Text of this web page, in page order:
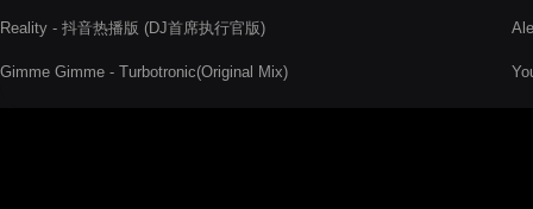
Reality - 抖音热播版 (DJ首席执行官版)
Gimme Gimme - Turbotronic(Original Mix)